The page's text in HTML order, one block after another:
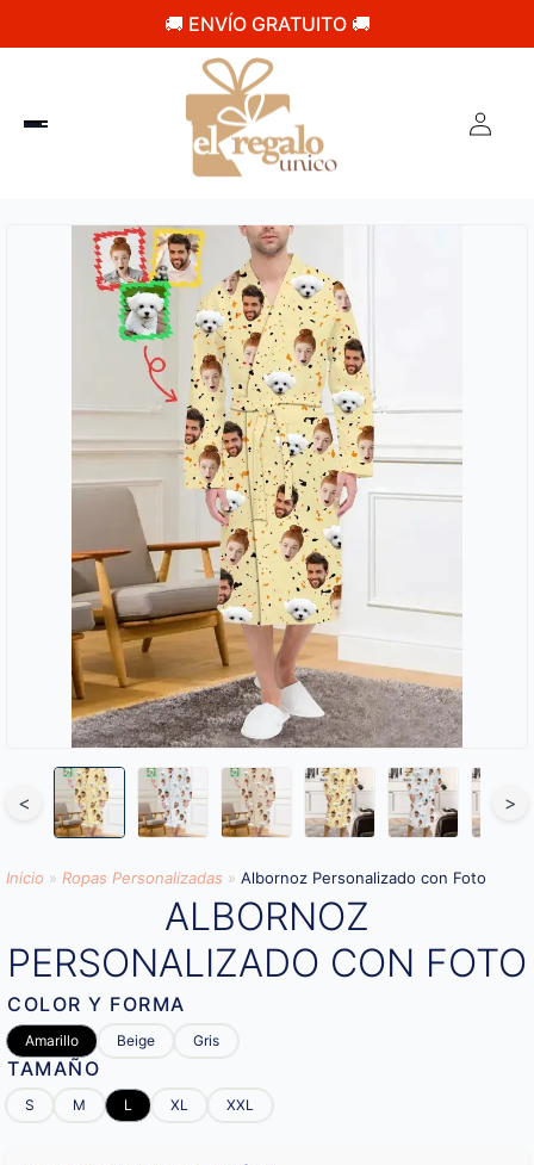
🚚 ENVÍO GRATUITO 🚚
< >
Inicio » Ropas Personalizadas » Albornoz Personalizado con Foto
ALBORNOZ
PERSONALIZADO CON FOTO
COLOR Y FORMA
Amarillo Beige Gris
TAMAÑO
S M L XL XXL